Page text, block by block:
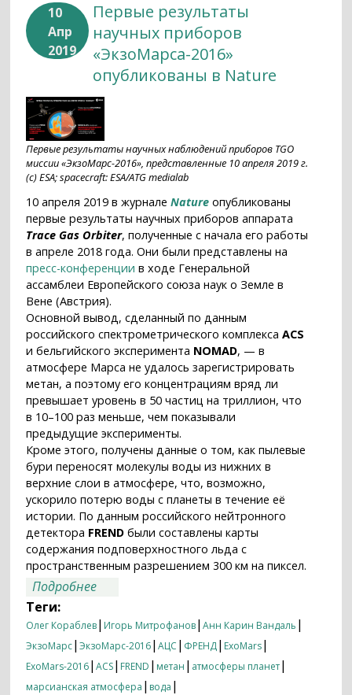
10
Апр
2019
Первые результаты
научных приборов
«ЭкзоМарса-2016»
опубликованы в Nature
Первые результаты научных наблюдений приборов TGO
миссии «ЭкзоМарс-2016», представленные 10 апреля 2019 г.
(с) ESA; spacecraft: ESA/ATG medialab
10 апреля 2019 в журналеNature опубликованы
первые результаты научных приборов аппарата
Trace Gas Orbiter, полученные с начала его работы
в апреле 2018 года. Они были представлены на
пресс-конференции в ходе Генеральной
ассамблеи Европейского союза наук о Земле в
Вене (Австрия).
Основной вывод, сделанный по данным
российского спектрометрического комплексаACS
и бельгийского эксперимента NOMAD, — в
атмосфере Марса не удалось зарегистрировать
метан, а поэтому его концентрациям вряд ли
превышает уровень в 50 частиц на триллион, что
в 10–100 раз меньше, чем показывали
предыдущие эксперименты.
Кроме этого, получены данные о том, как пылевые
бури переносят молекулы воды из нижних в
верхние слои в атмосфере, что, возможно,
ускорило потерю воды с планеты в течение её
истории. По данным российского нейтронного
детектора FREND были составлены карты
содержания подповерхностного льда с
пространственным разрешением 300 км на пиксел.
Подробнее
опубликованы в Nature
Теги:
Олег Кораблев| Игорь Митрофанов|Анн Карин Вандаль |
ЭкзоМарс|ЭкзоМарс-2016|АЦС | ФРЕНД| ExoMars|
ExoMars-2016|ACS| FREND | метан | атмосферы планет|
марсианская атмосфера | вода |